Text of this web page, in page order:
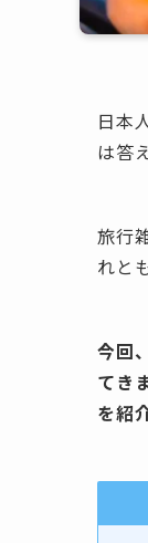
日本
は答
旅行
れと
今回
てき
を紹